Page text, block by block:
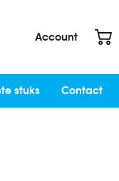
Account
stuks Contact